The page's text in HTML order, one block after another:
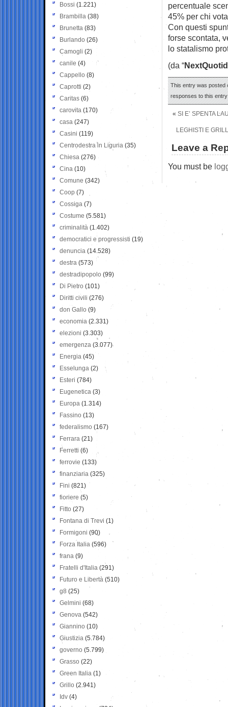
percentuale
45% per chi
Con questi
forse scontata,
lo statalismo
(da “
This entry was posted
responses to this
« SI E’ SPENTA
LEGHISTI E
Leave a
You must be
Bossi (1.221)
Brambilla (38)
Brunetta (83)
Burlando (26)
Camogli (2)
canile (4)
Cappello (8)
Caprotti (2)
Caritas (6)
carovita (170)
casa (247)
Casini (119)
Centrodestra in Liguria (35)
Chiesa (276)
Cina (10)
Comune (342)
Coop (7)
Cossiga (7)
Costume (5.581)
criminalità (1.402)
democratici e progressisti (19)
denuncia (14.528)
destra (573)
destradipopolo (99)
Di Pietro (101)
Diritti civili (276)
don Gallo (9)
economia (2.331)
elezioni (3.303)
emergenza (3.077)
Energia (45)
Esselunga (2)
Esteri (784)
Eugenetica (3)
Europa (1.314)
Fassino (13)
federalismo (167)
Ferrara (21)
Ferretti (6)
ferrovie (133)
finanziaria (325)
Fini (821)
fioriere (5)
Fitto (27)
Fontana di Trevi (1)
Formigoni (90)
Forza Italia (596)
frana (9)
Fratelli d'Italia (291)
Futuro e Libertà (510)
g8 (25)
Gelmini (68)
Genova (542)
Giannino (10)
Giustizia (5.784)
governo (5.799)
Grasso (22)
Green Italia (1)
Grillo (2.941)
Idv (4)